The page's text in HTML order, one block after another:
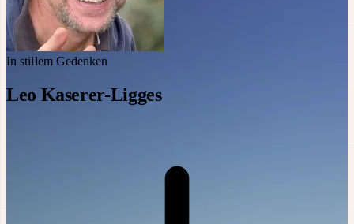
In stillem Gedenken
Leo Kaserer-Ligges